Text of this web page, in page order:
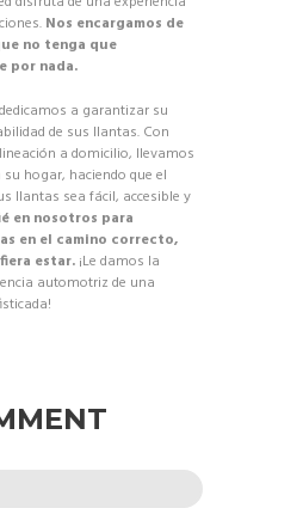
Nos encargamos de
no tenga que
por nada.
a garantizar su
de sus llantas. Con
a domicilio, llevamos
hogar, haciendo que el
llantas sea fácil, accesible y
en nosotros para
en el camino correcto,
estar. ¡Le damos la
automotriz de una